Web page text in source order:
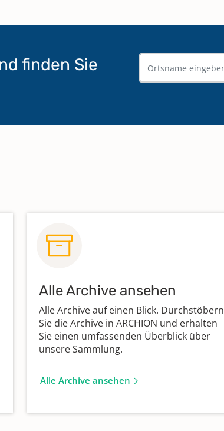
finden Sie
Alle Archive ansehen
Alle Archive auf einen Blick. Durchstöbern
Sie die Archive in ARCHION und erhalten
Sie einen umfassenden Überblick über
unsere Sammlung.
Alle Archive ansehen